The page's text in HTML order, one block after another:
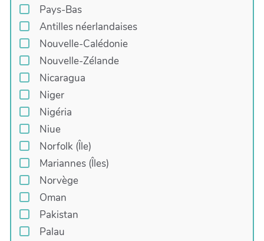
Pays-Bas
Antilles néerlandaises
Nouvelle-Calédonie
Nouvelle-Zélande
Nicaragua
Niger
Nigéria
Niue
Norfolk (Île)
Mariannes (Îles)
Norvège
Oman
Pakistan
Palau